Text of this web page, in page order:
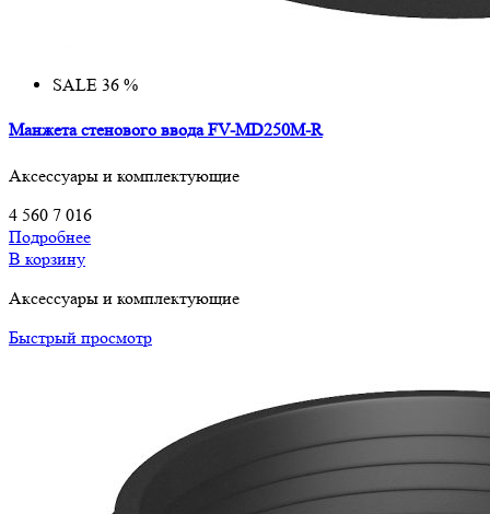
SALE 36 %
Манжета стенового ввода FV-MD250M-R
Аксессуары и комплектующие
4 560 7 016
Подробнее
В корзину
Аксессуары и комплектующие
Быстрый просмотр